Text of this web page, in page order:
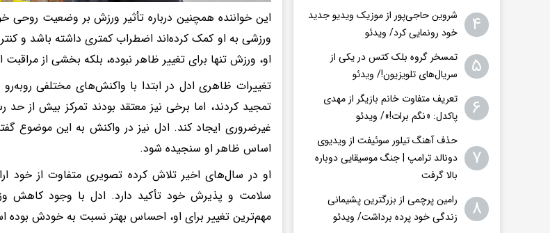
این خواننده همچنین درباره تأثیر ورزش بر وضعیت
ورزشی به او کمک کرده‌اند اضطراب کمتری داشته باشد و
او، ورزش تنها برای تغییر ظاهر نبوده، بلکه بخشی از
تغییرات ظاهری ادل در ابتدا با واکنش‌های مختلفی روبه‌رو
تمجید کردند، اما برخی نیز معتقد بودند تمرکز بیش از حد
غیرضروری ایجاد کند. ادل نیز در واکنش به این موضوع
اساس ظاهر او سنجیده شود.
او در سال‌های اخیر تلاش کرده تصویری متفاوت از خود
سلامت و پذیرش خود تأکید دارد. ادل با وجود کاهش
مهم‌ترین تغییر برای او، احساس بهتر نسبت به خودش بوده
۴
شروین حاجی‌پور از موزیک ویدیو جدید
خود رونمایی کرد/ ویدئو
۵
تمسخر گروه بلک کتس در یکی از
سریال‌های تلویزیون!/ ویدئو
۶
تعریف متفاوت خانم بازیگر از مهدی
پاکدل: «نگم برات!»/ ویدئو
۷
حذف آهنگ تیلور سوئیفت از ویدیوی
دونالد ترامپ | جنگ موسیقایی دوباره
بالا گرفت
۸
رامین پرچمی از بزرگترین پشیمانی
زندگی خود پرده برداشت/ ویدئو